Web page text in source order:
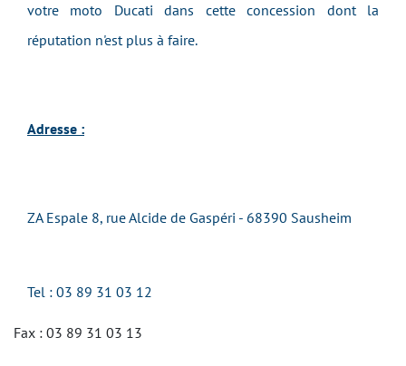
votre moto Ducati dans cette concession dont la
réputation n'est plus à faire.
Adresse :
ZA Espale 8, rue Alcide de Gaspéri - 68390 Sausheim
Tel : 03 89 31 03 12
Fax : 03 89 31 03 13